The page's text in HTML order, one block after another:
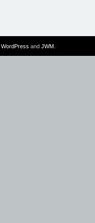
WordPress and JWM